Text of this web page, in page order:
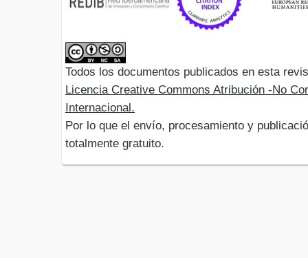
Todos los documentos publicados en esta
Licencia Creative Commons Atribución -No
Internacional.
Por lo que el envío, procesamiento y
totalmente gratuito.